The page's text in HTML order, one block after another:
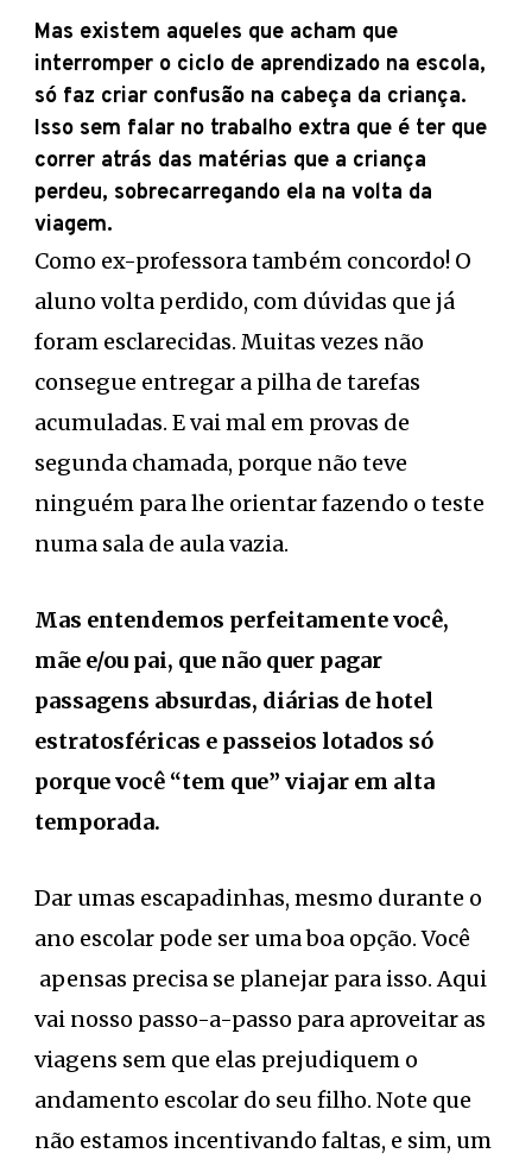
Mas existem aqueles que acham que
interromper o ciclo de aprendizado na escola,
só faz criar confusão na cabeça da criança.
Isso sem falar no trabalho extra que é ter que
correr atrás das matérias que a criança
perdeu, sobrecarregando ela na volta da
viagem.
Como ex-professora também concordo! O
aluno volta perdido, com dúvidas que já
foram esclarecidas. Muitas vezes não
consegue entregar a pilha de tarefas
acumuladas. E vai mal em provas de
segunda chamada, porque não teve
ninguém para lhe orientar fazendo o teste
numa sala de aula vazia.
Mas entendemos perfeitamente você,
mãe e/ou pai, que não quer pagar
passagens absurdas, diárias de hotel
estratosféricas e passeios lotados só
porque você “tem que” viajar em alta
temporada.
Dar umas escapadinhas, mesmo durante o
ano escolar pode ser uma boa opção. Você
apensas precisa se planejar para isso. Aqui
vai nosso passo-a-passo para aproveitar as
viagens sem que elas prejudiquem o
andamento escolar do seu filho. Note que
não estamos incentivando faltas, e sim, um